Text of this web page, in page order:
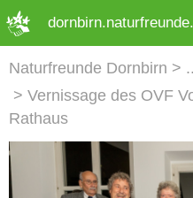
Naturfreunde Dornbirn
Vernissage des OVF
Rathaus